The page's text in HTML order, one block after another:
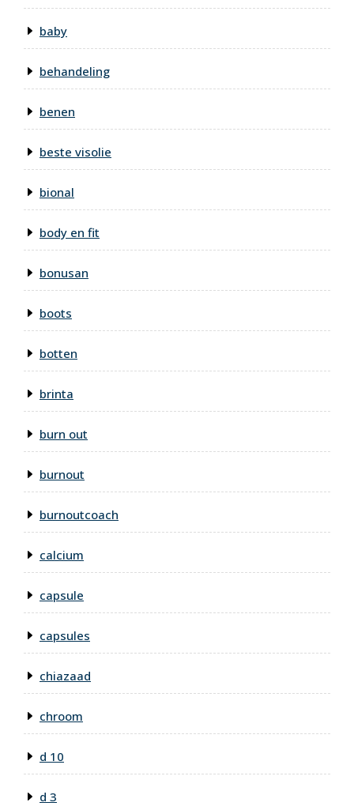
baby
behandeling
benen
beste visolie
bional
body en fit
bonusan
boots
botten
brinta
burn out
burnout
burnoutcoach
calcium
capsule
capsules
chiazaad
chroom
d 10
d 3